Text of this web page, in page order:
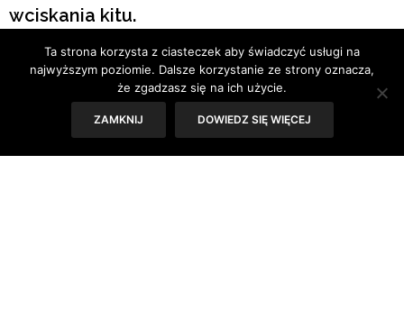
wciskania kitu.
Tekst: Sylwia Skorstad
Ta strona korzysta z ciasteczek aby świadczyć usługi na
najwyższym poziomie. Dalsze korzystanie ze strony oznacza,
że zgadzasz się na ich użycie.
ZAMKNIJ DOWIEDZ SIĘ WIĘCEJ